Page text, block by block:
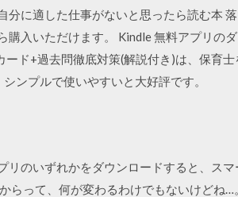
に適した仕事がないと思ったら読む本
購入いただけます。 Kindle 無料アプリの
ド+過去問徹底対策(解説付き)は、保育
ンプルで使いやすいと大好評です。
リのいずれかをダウンロードすると、ス
らって、何が変わるわけでもないけどね…